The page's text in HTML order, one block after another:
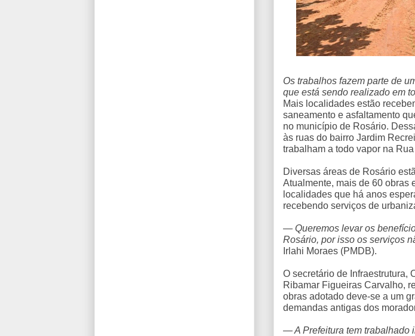
Os trabalhos fazem parte de
que está sendo realizado em
Mais localidades estão
saneamento e asfaltamento
no município de Rosário.
às ruas do bairro Jardim
trabalham a todo vapor na
Diversas áreas de Rosário
Atualmente, mais de 60 obras
localidades que há anos
recebendo serviços de
— Queremos levar os
Rosário, por isso os serviços
Irlahi Moraes (PMDB).
O secretário de Infraestrutura,
Ribamar Figueiras Carvalho,
obras adotado deve-se a um
demandas antigas dos
— A Prefeitura tem trabalhado